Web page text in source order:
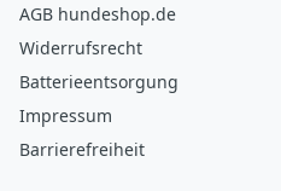
AGB hundeshop.de
Widerrufsrecht
Batterieentsorgung
Impressum
Barrierefreiheit